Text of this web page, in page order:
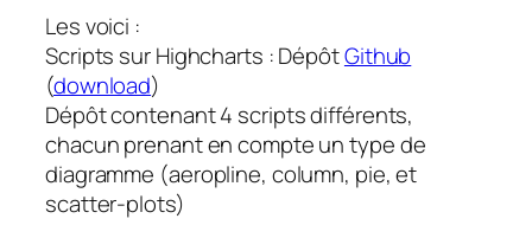
Les voici :
Scripts sur Highcharts : DépôtGithub
(download)
Dépôt contenant 4 scripts différents,
chacun prenant en compte un type de
diagramme (aeropline, column, pie, et
scatter-plots)